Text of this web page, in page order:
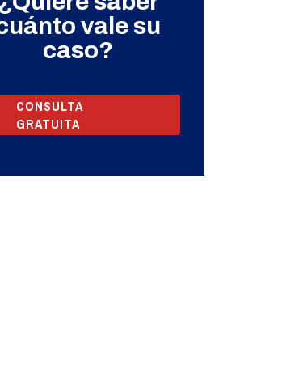
vale su
caso?
CONSULTA
GRATUITA